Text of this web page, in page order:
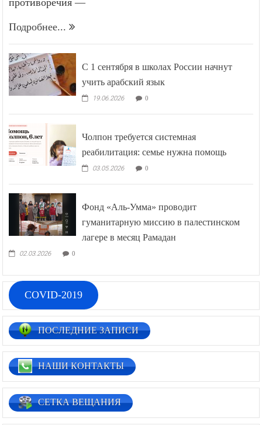
Подробнее...
С 1 сентября в школах России начнут
учить арабский язык
19.06.2026 0
Чолпон требуется системная
реабилитация: семье нужна помощь
03.05.2026 0
Фонд «Аль-Умма» проводит
гуманитарную миссию в палестинском
лагере в месяц Рамадан
02.03.2026 0
COVID-2019
ПОСЛЕДНИЕ ЗАПИСИ
НАШИ КОНТАКТЫ
СЕТКА ВЕЩАНИЯ